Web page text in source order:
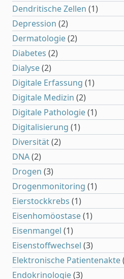
Dendritische Zellen (1)
Depression (2)
Dermatologie(2)
Diabetes (2)
Dialyse(2)
Digitale Erfassung (1)
Digitale Medizin (2)
Digitale Pathologie(1)
Digitalisierung (1)
Diversität(2)
DNA(2)
Drogen (3)
Drogenmonitoring (1)
Eierstockkrebs (1)
Eisenhomöostase(1)
Eisenmangel (1)
Eisenstoffwechsel (3)
Elektronische Patientenakte
Endokrinologie(3)